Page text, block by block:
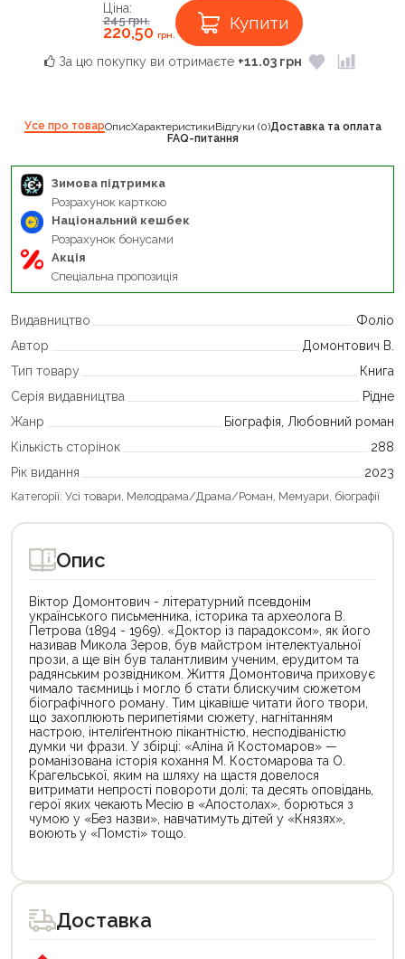
Ціна:
245грн.
220,50 грн.
Купити
За цю покупку ви отримаєте +11.03 грн
Усе про товарОписХарактеристикиВідгуки (0)Доставка та оплата
FAQ-питання
Зимова підтримка
Розрахунок карткою
Національний кешбек
Розрахунок бонусами
Акція
Спеціальна пропозиція
Видавництво
Фоліо
Автор
Домонтович В.
Тип товару
Книга
Серія видавництва
Рідне
Жанр
Біографія, Любовний роман
Кількість сторінок
288
Рік видання
2023
Категорії: Усі товари, Мелодрама/Драма/Роман, Мемуари, біографії
Опис
Віктор Домонтович - літературний псевдонім
українського письменника, історика та археолога В.
Петрова (1894 - 1969). «Доктор із парадоксом», як його
називав Микола Зеров, був майстром інтелектуальної
прози, а ще він був талантливим ученим, ерудитом та
радянським розвідником. Життя Домонтовича приховує
чимало таємниць і могло б стати блискучим сюжетом
біографічного роману. Тим цікавіше читати його твори,
що захоплюють перипетіями сюжету, нагнітанням
настрою, інтеліґентною пікантністю, несподіваністю
думки чи фрази. У збірці: «Аліна й Костомаров» —
романізована історія кохання М. Костомарова та О.
Крагельської, яким на шляху на щастя довелося
витримати непрості повороти долі; та десять оповідань,
герої яких чекають Месію в «Апостолах», борються з
чумою у «Без назви», навчатимуть дітей у «Князях»,
воюють у «Помсті» тощо.
товар
для
покупки
державною
товар
для
покупки
державною
Доставка